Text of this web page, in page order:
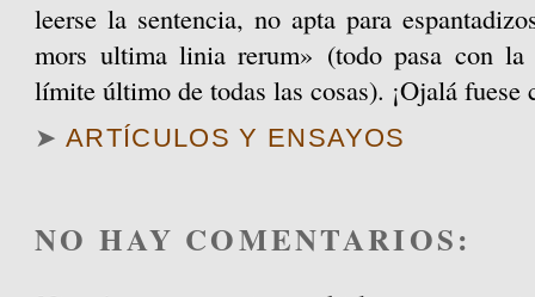
leerse la sentencia, no apta para
mors ultima linia rerum» (todo pasa con
límite último de todas las cosas). ¡Ojalá fuese
➤ ARTÍCULOS Y ENSAYOS
NO HAY COMENTARIOS: